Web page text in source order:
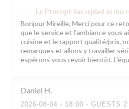
Le Procope has replied to this
Bonjour Mireille, Merci pour ce
que le service et l'ambiance vous
cuisine et le rapport qualité/prix,
remarques et allons y travailler
espérons vous revoir bientôt.
Daniel H
2026-08-04 - 18:00 - GUESTS 2